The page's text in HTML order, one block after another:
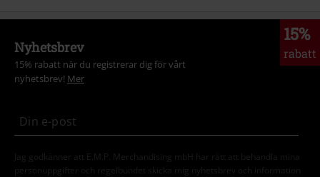
15%
rabatt
Nyhetsbrev
15% rabatt när du registrerar dig för vårt
nyhetsbrev! Mer
Jag godkänner att E.M.P. Merchandising mbH har rätt att behandla mina
personuppgifter och regelbundet skicka mig nyhetsbrev och information